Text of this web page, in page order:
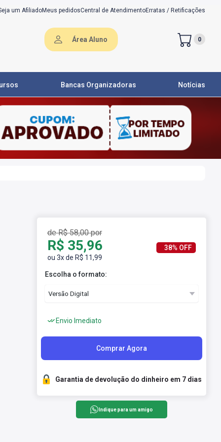
um AfiliadoMeus pedidosCentral de AtendimentoErratas / Retificações
Área Aluno 0
Bancas Organizadoras Notícias
de R$ 58,00 por
R$ 35,96
ou 3x de R$ 11,99
38% OFF
Escolha o formato:
Envio Imediato
Comprar Agora
Garantia de devolução do dinheiro em 7 dias
Indique para um amigo